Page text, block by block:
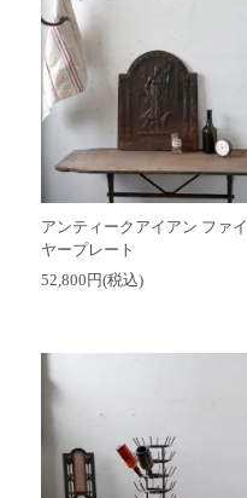
アンティークアイアン ファイ
ヤープレート
52,800円(税込)